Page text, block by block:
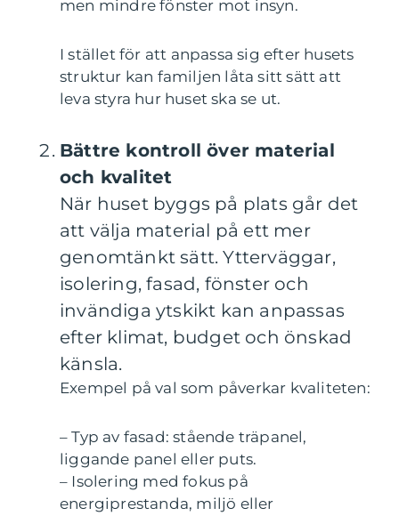
men mindre fönster mot insyn.
I stället för att anpassa sig efter husets
struktur kan familjen låta sitt sätt att
leva styra hur huset ska se ut.
Bättre kontroll över material
och kvalitet
När huset byggs på plats går det
att välja material på ett mer
genomtänkt sätt. Ytterväggar,
isolering, fasad, fönster och
invändiga ytskikt kan anpassas
efter klimat, budget och önskad
känsla.
Exempel på val som påverkar kvaliteten:
– Typ av fasad: stående träpanel,
liggande panel eller puts.
– Isolering med fokus på
energiprestanda, miljö eller